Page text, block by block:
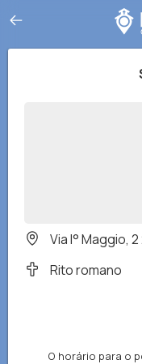
Via I° Maggio,
Rito romano
O horário para o